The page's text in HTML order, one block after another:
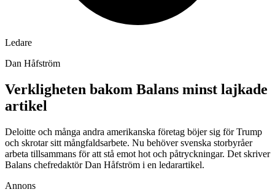
Ledare
Dan Håfström
Verkligheten bakom Balans minst lajkade
artikel
Deloitte och många andra amerikanska företag böjer sig för Trump
och skrotar sitt mångfaldsarbete. Nu behöver svenska storbyråer
arbeta tillsammans för att stå emot hot och påtryckningar. Det skriver
Balans chefredaktör Dan Håfström i en ledarartikel.
Annons